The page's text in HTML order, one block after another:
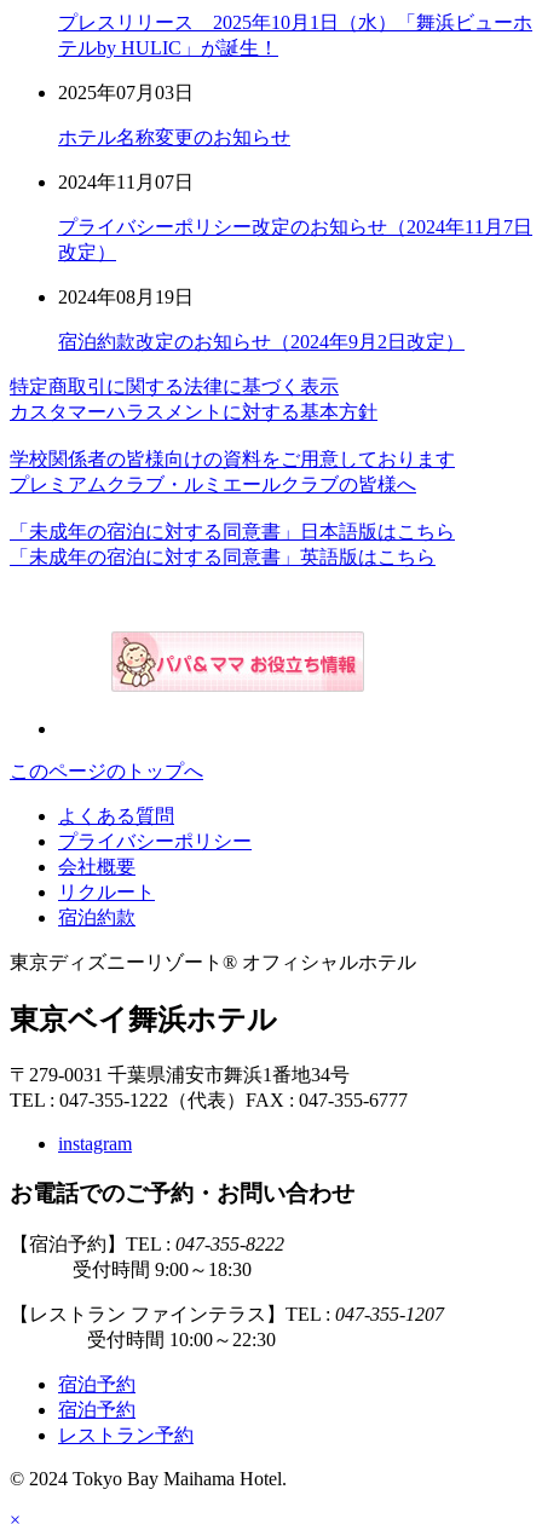
プレスリリース 2025年10月1日（水）「舞浜ビューホ
テルby HULIC」が誕生！
2025年07月03日
ホテル名称変更のお知らせ
2024年11月07日
プライバシーポリシー改定のお知らせ（2024年11月7日
改定）
2024年08月19日
宿泊約款改定のお知らせ（2024年9月2日改定）
特定商取引に関する法律に基づく表示
カスタマーハラスメントに対する基本方針
学校関係者の皆様向けの資料をご用意しております
プレミアムクラブ・ルミエールクラブの皆様へ
「未成年の宿泊に対する同意書」日本語版はこちら
「未成年の宿泊に対する同意書」英語版はこちら
このページのトップへ
よくある質問
プライバシーポリシー
会社概要
リクルート
宿泊約款
東京ディズニーリゾート® オフィシャルホテル
東京ベイ舞浜ホテル
〒279-0031 千葉県浦安市舞浜1番地34号
TEL : 047-355-1222（代表） FAX : 047-355-6777
instagram
お電話でのご予約・お問い合わせ
【宿泊予約】TEL : 047-355-8222
受付時間 9:00～18:30
【レストラン ファインテラス】TEL : 047-355-1207
受付時間 10:00～22:30
宿泊予約
宿泊予約
レストラン予約
© 2024 Tokyo Bay Maihama Hotel.
×